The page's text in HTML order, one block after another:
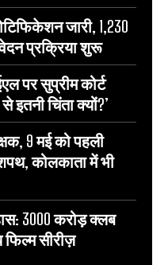
जारी, 1,230
प्रक्रिया शुरू
पर सुप्रीम कोर्ट
इतनी चिंता क्यों?’
9 मई को पहली
कोलकाता में भी
3000 करोड़ क्लब
फिल्म सीरीज़